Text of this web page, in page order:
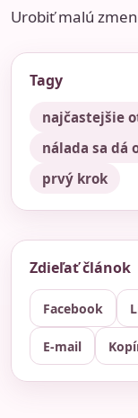
Urobiť malú
Tagy
najčastejšie
nálada sa dá
prvý krok
Zdieľať článok
Facebook
E-mail